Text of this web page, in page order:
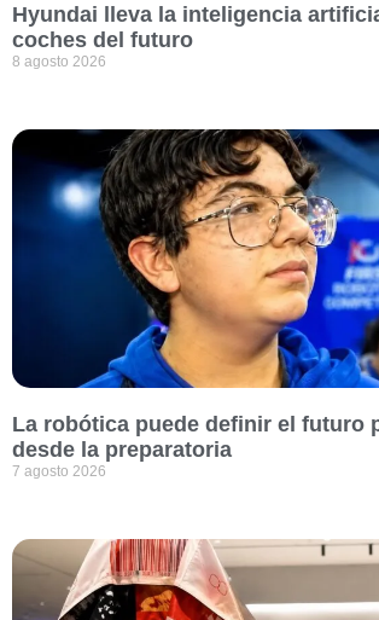
Hyundai lleva la inteligencia
coches del futuro
8 agosto 2026
La robótica puede definir el futuro
desde la preparatoria
7 agosto 2026